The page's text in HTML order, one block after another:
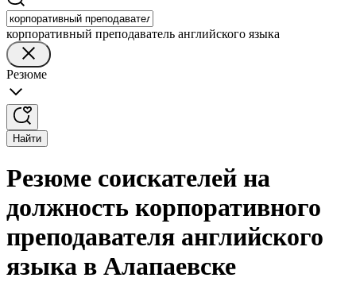
корпоративный преподаватель английского языка
Резюме
Найти
Резюме соискателей на
должность корпоративного
преподавателя английского
языка в Алапаевске